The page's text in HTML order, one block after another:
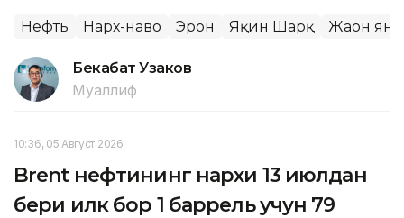
Нефть Нарх-наво Эрон Яқин Шарқ Жаҳон
Бекабат Узаков
Муаллиф
10:36, 05 Август 2026
Brent нефтининг нархи 13 июлдан
бери илк бор 1 баррель учун 79